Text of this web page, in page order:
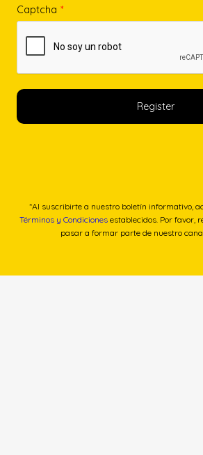
Captcha *
*Al suscribirte a nuestro boletín informativo,
Términos y Condiciones establecidos. Por favor,
pasar a formar parte de nuestro